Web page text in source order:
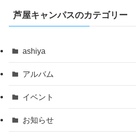
芦屋キャンパスのカテゴリー
ashiya
アルバム
イベント
お知らせ